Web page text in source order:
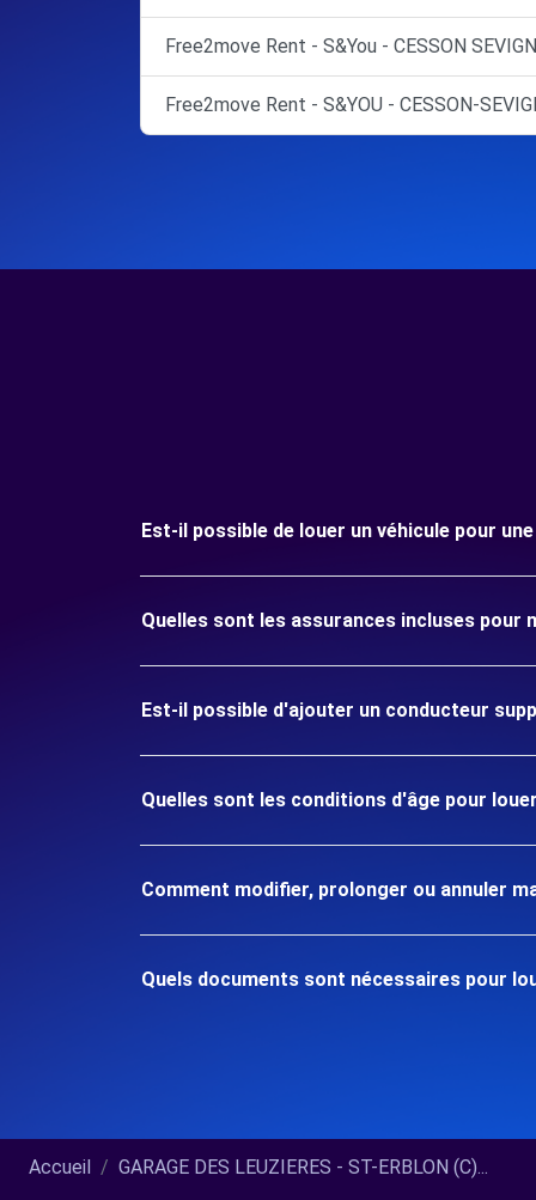
Free2move Rent - S&You - CESSON
Free2move Rent - S&YOU - CESSON-
Est-il possible de louer un véhicule pour
Quelles sont les assurances incluses pour
Est-il possible d'ajouter un conducteur
Quelles sont les conditions d'âge pour
Comment modifier, prolonger ou annuler
Quels documents sont nécessaires pour
Accueil GARAGE DES LEUZIERES - ST-ERBLON (C)...